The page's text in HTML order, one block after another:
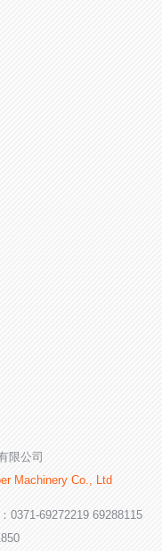
限公司
Machinery Co., Ltd
0371-69272219 69288115